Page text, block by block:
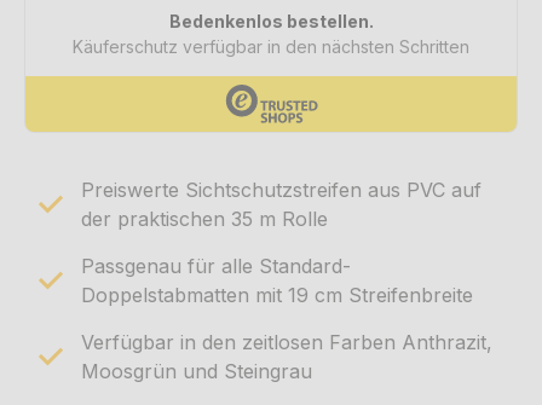
Preiswerte Sichtschutzstreifen aus PVC auf
der praktischen 35 m Rolle
Passgenau für alle Standard-
Doppelstabmatten mit 19 cm Streifenbreite
Verfügbar in den zeitlosen Farben Anthrazit,
Moosgrün und Steingrau